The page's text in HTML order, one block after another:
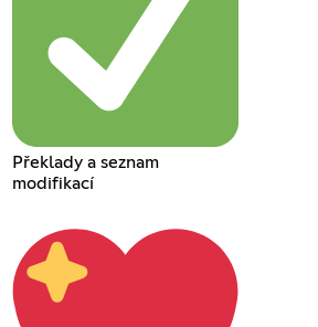
Překlady a seznam
modifikací